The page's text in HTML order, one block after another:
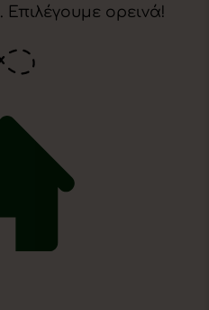
. Επιλέγουμε ορεινά!